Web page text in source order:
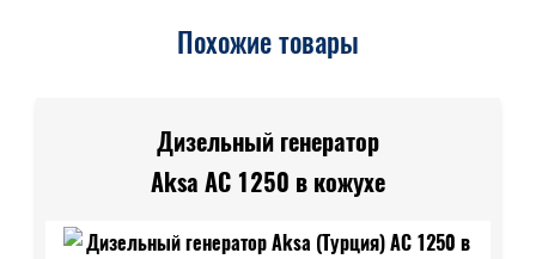
Похожие товары
Дизельный генератор
Aksa AC 1250 в кожухе